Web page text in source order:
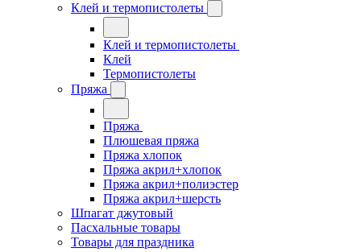
Клей и термопистолеты
Клей и термопистолеты
Клей
Термопистолеты
Пряжа
Пряжа
Плюшевая пряжа
Пряжа хлопок
Пряжа акрил+хлопок
Пряжа акрил+полиэстер
Пряжа акрил+шерсть
Шпагат джутовый
Пасхальные товары
Товары для праздника